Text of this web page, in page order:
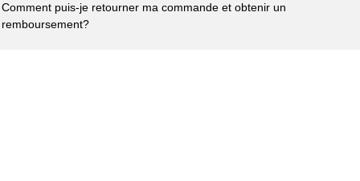
Comment puis-je retourner ma commande et obtenir un
remboursement?